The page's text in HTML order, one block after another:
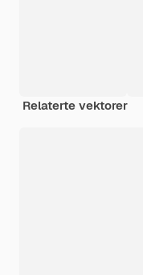
Relaterte vektorer